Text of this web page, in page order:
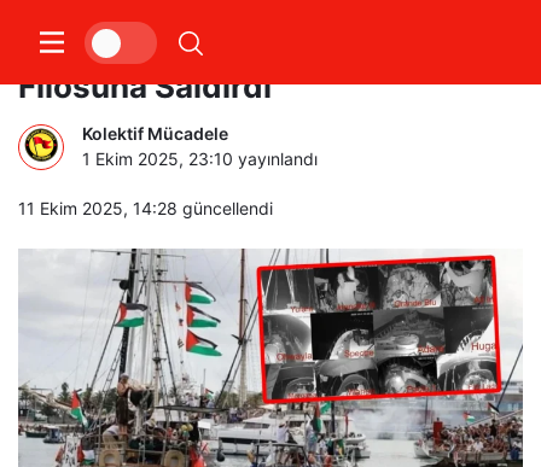
Siyonist İsrail Donanması Sumud
Filosuna Saldırdı
Kolektif Mücadele
1 Ekim 2025, 23:10 yayınlandı
11 Ekim 2025, 14:28 güncellendi